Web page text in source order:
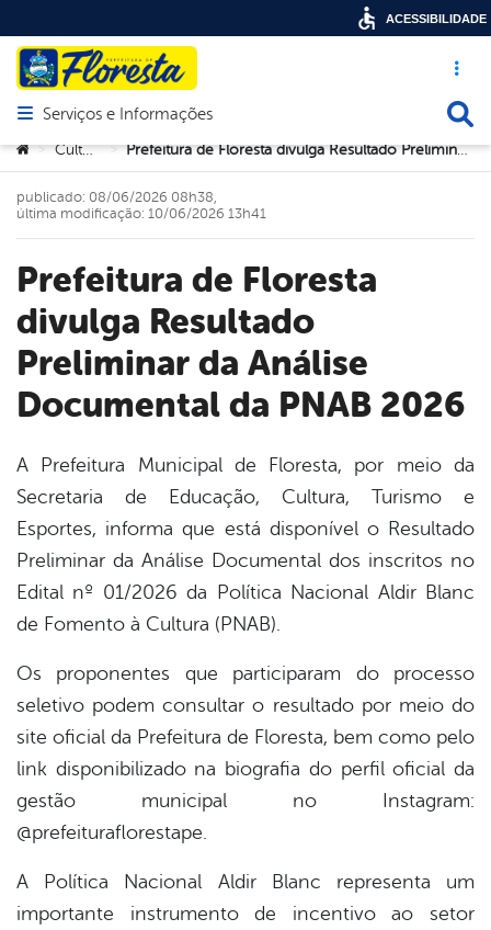
Acesso
Abrir menu principal de navegação
Serviços e Informações
Você está aqui:
> Cultura > Prefeitura de Floresta divulga Resultado Preliminar da Análise Documental da PNAB 2026
Prefeitura de Floresta
divulga Resultado
Preliminar da Análise
Documental da PNAB 2026
publicado: 08/06/2026 08h38,
última modificação: 10/06/2026 13h41
A Prefeitura Municipal de Floresta, por meio da
Secretaria de Educação, Cultura, Turismo e
Esportes, informa que está disponível o Resultado
Preliminar da Análise Documental dos inscritos no
Edital nº 01/2026 da Política Nacional Aldir Blanc
de Fomento à Cultura (PNAB).
Os proponentes que participaram do processo
seletivo podem consultar o resultado por meio do
site oficial da Prefeitura de Floresta, bem como pelo
link disponibilizado na biografia do perfil oficial da
gestão municipal no Instagram:
@prefeituraflorestape.
A Política Nacional Aldir Blanc representa um
importante instrumento de incentivo ao setor
ACESSIBILIDADE